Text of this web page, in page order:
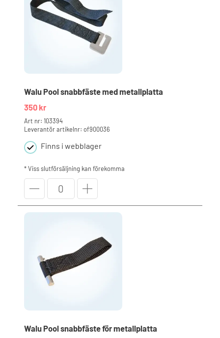
Walu Pool snabbfäste med metallplatta
350 kr
Leverantör artikelnr: of900036
Art nr: 103394
Finns i webblager
* Viss slutförsäljning kan förekomma
Walu
Pool
snabbfäste
med
metallplatta
Walu Pool snabbfäste för metallplatta